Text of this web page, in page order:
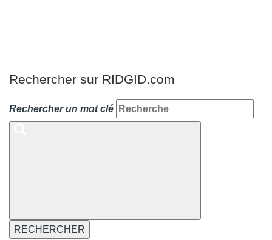
Rechercher sur RIDGID.com
Rechercher un mot clé
RECHERCHER